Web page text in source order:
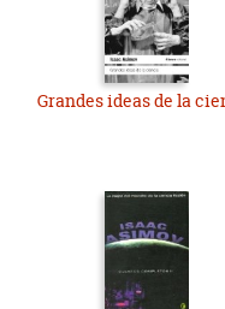
Grandes ideas de la